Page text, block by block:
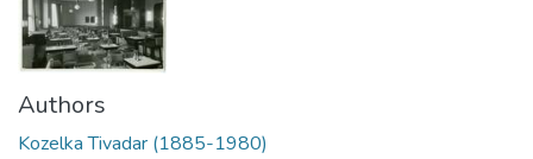
Authors
Kozelka Tivadar (1885-1980)